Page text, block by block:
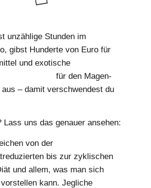
unzählige Stunden im
gibst Hunderte von Euro für
und exotische
für den Magen-
– damit verschwendest du
Lass uns das genauer ansehen:
von der
bis zur zyklischen
und allem, was man sich
kann. Jegliche